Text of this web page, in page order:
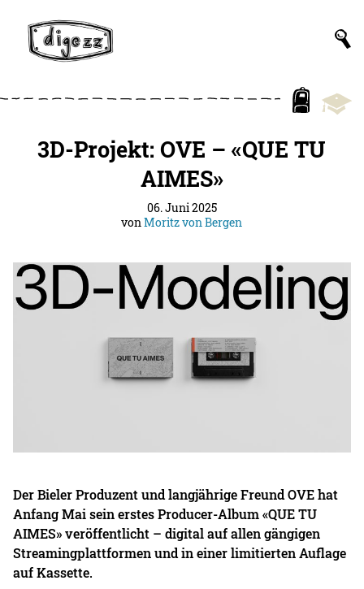
3D-Projekt: OVE – «QUE TU
AIMES»
06. Juni 2025
vonMoritz von Bergen
Der Bieler Produzent und langjährige Freund OVE hat
Anfang Mai sein erstes Producer-Album «QUE TU
AIMES» veröffentlicht – digital auf allen gängigen
Streamingplattformen und in einer limitierten Auflage
auf Kassette.